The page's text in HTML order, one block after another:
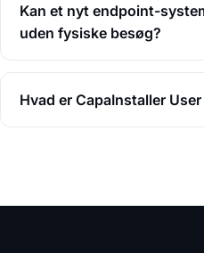
Kan et nyt endpoint-
uden fysiske besøg?
Hvad er CapaInstaller